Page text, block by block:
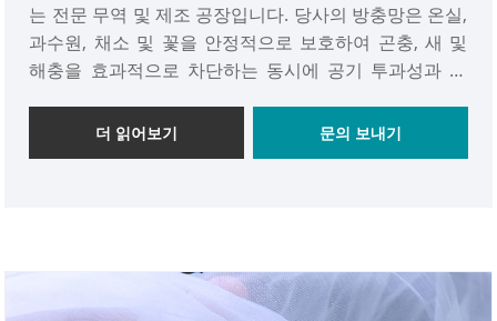
는 전문 무역 및 제조 공장입니다. 당사의 방충망은 온실,
과수원, 채소 및 꽃을 안정적으로 보호하여 곤충, 새 및
해충을 효과적으로 차단하는 동시에 공기 투과성과 빛
량 생산 라인을 통해 일관된 품질과 빠른 배송을 위한 충
분한 재고를 보장합니다. 당사의 제품은 전 세계 시장으
더 읽어보기 문의 보내기